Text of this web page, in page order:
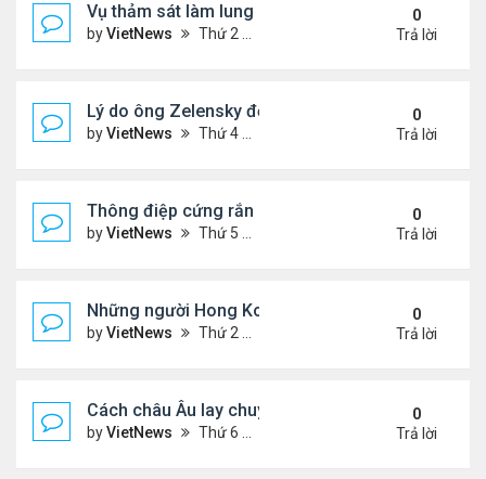
Vụ thảm sát làm lung lay niềm tin với luật kiểm
byVietNews Thứ 2 Tháng 12 15, 2025 4:16 pm
0
Trả lời
Lý do ông Zelensky đổi lập trường về bầu cử tổng
byVietNews Thứ 4 Tháng 12 10, 2025 5:48 pm
0
Trả lời
Thông điệp cứng rắn của ông Putin trong xung
byVietNews Thứ 5 Tháng 12 04, 2025 4:20 pm
0
Trả lời
Những người Hong Kong trắng tay sau thảm họa
byVietNews Thứ 2 Tháng 12 01, 2025 5:49 pm
0
Trả lời
Cách châu Âu lay chuyển Mỹ về kế hoạch hòa
byVietNews Thứ 6 Tháng 11 28, 2025 4:28 pm
0
Trả lời